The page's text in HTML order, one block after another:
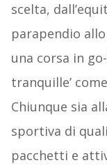
scelta,
parapendio
una corsa in
tranquille’
Chiunque sia
sportiva di
pacchetti e